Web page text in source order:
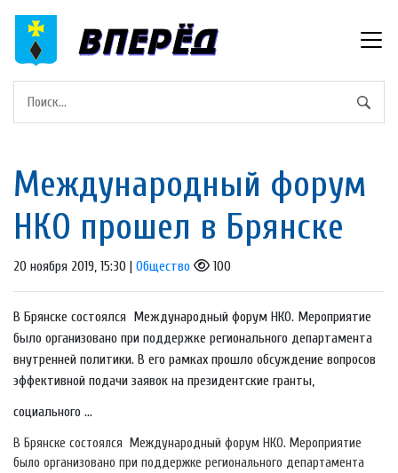
Международный форум
НКО прошел в Брянске
20 ноября 2019, 15:30 | Общество 100
В Брянске состоялся Международный форум НКО. Мероприятие
было организовано при поддержке регионального департамента
внутренней политики. В его рамках прошло обсуждение вопросов
эффективной подачи заявок на президентские гранты,
социального ...
В Брянске состоялся Международный форум НКО. Мероприятие
было организовано при поддержке регионального департамента